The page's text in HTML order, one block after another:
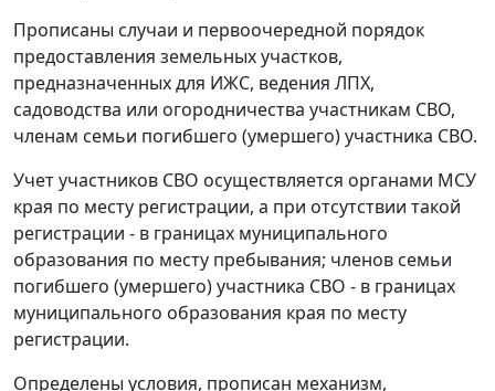
Прописаны случаи и первоочередной порядок
предоставления земельных участков,
предназначенных для ИЖС, ведения ЛПХ,
садоводства или огородничества участникам СВО,
членам семьи погибшего (умершего) участника СВО.
Учет участников СВО осуществляется органами МСУ
края по месту регистрации, а при отсутствии такой
регистрации - в границах муниципального
образования по месту пребывания; членов семьи
погибшего (умершего) участника СВО - в границах
муниципального образования края по месту
регистрации.
Определены условия, прописан механизм,